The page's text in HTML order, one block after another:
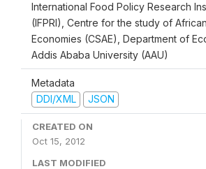
International Food Policy Research
(IFPRI), Centre for the study of African
Economies (CSAE), Department of
Addis Ababa University (AAU)
Metadata
DDI/XML
JSON
CREATED ON
Oct 15, 2012
LAST MODIFIED